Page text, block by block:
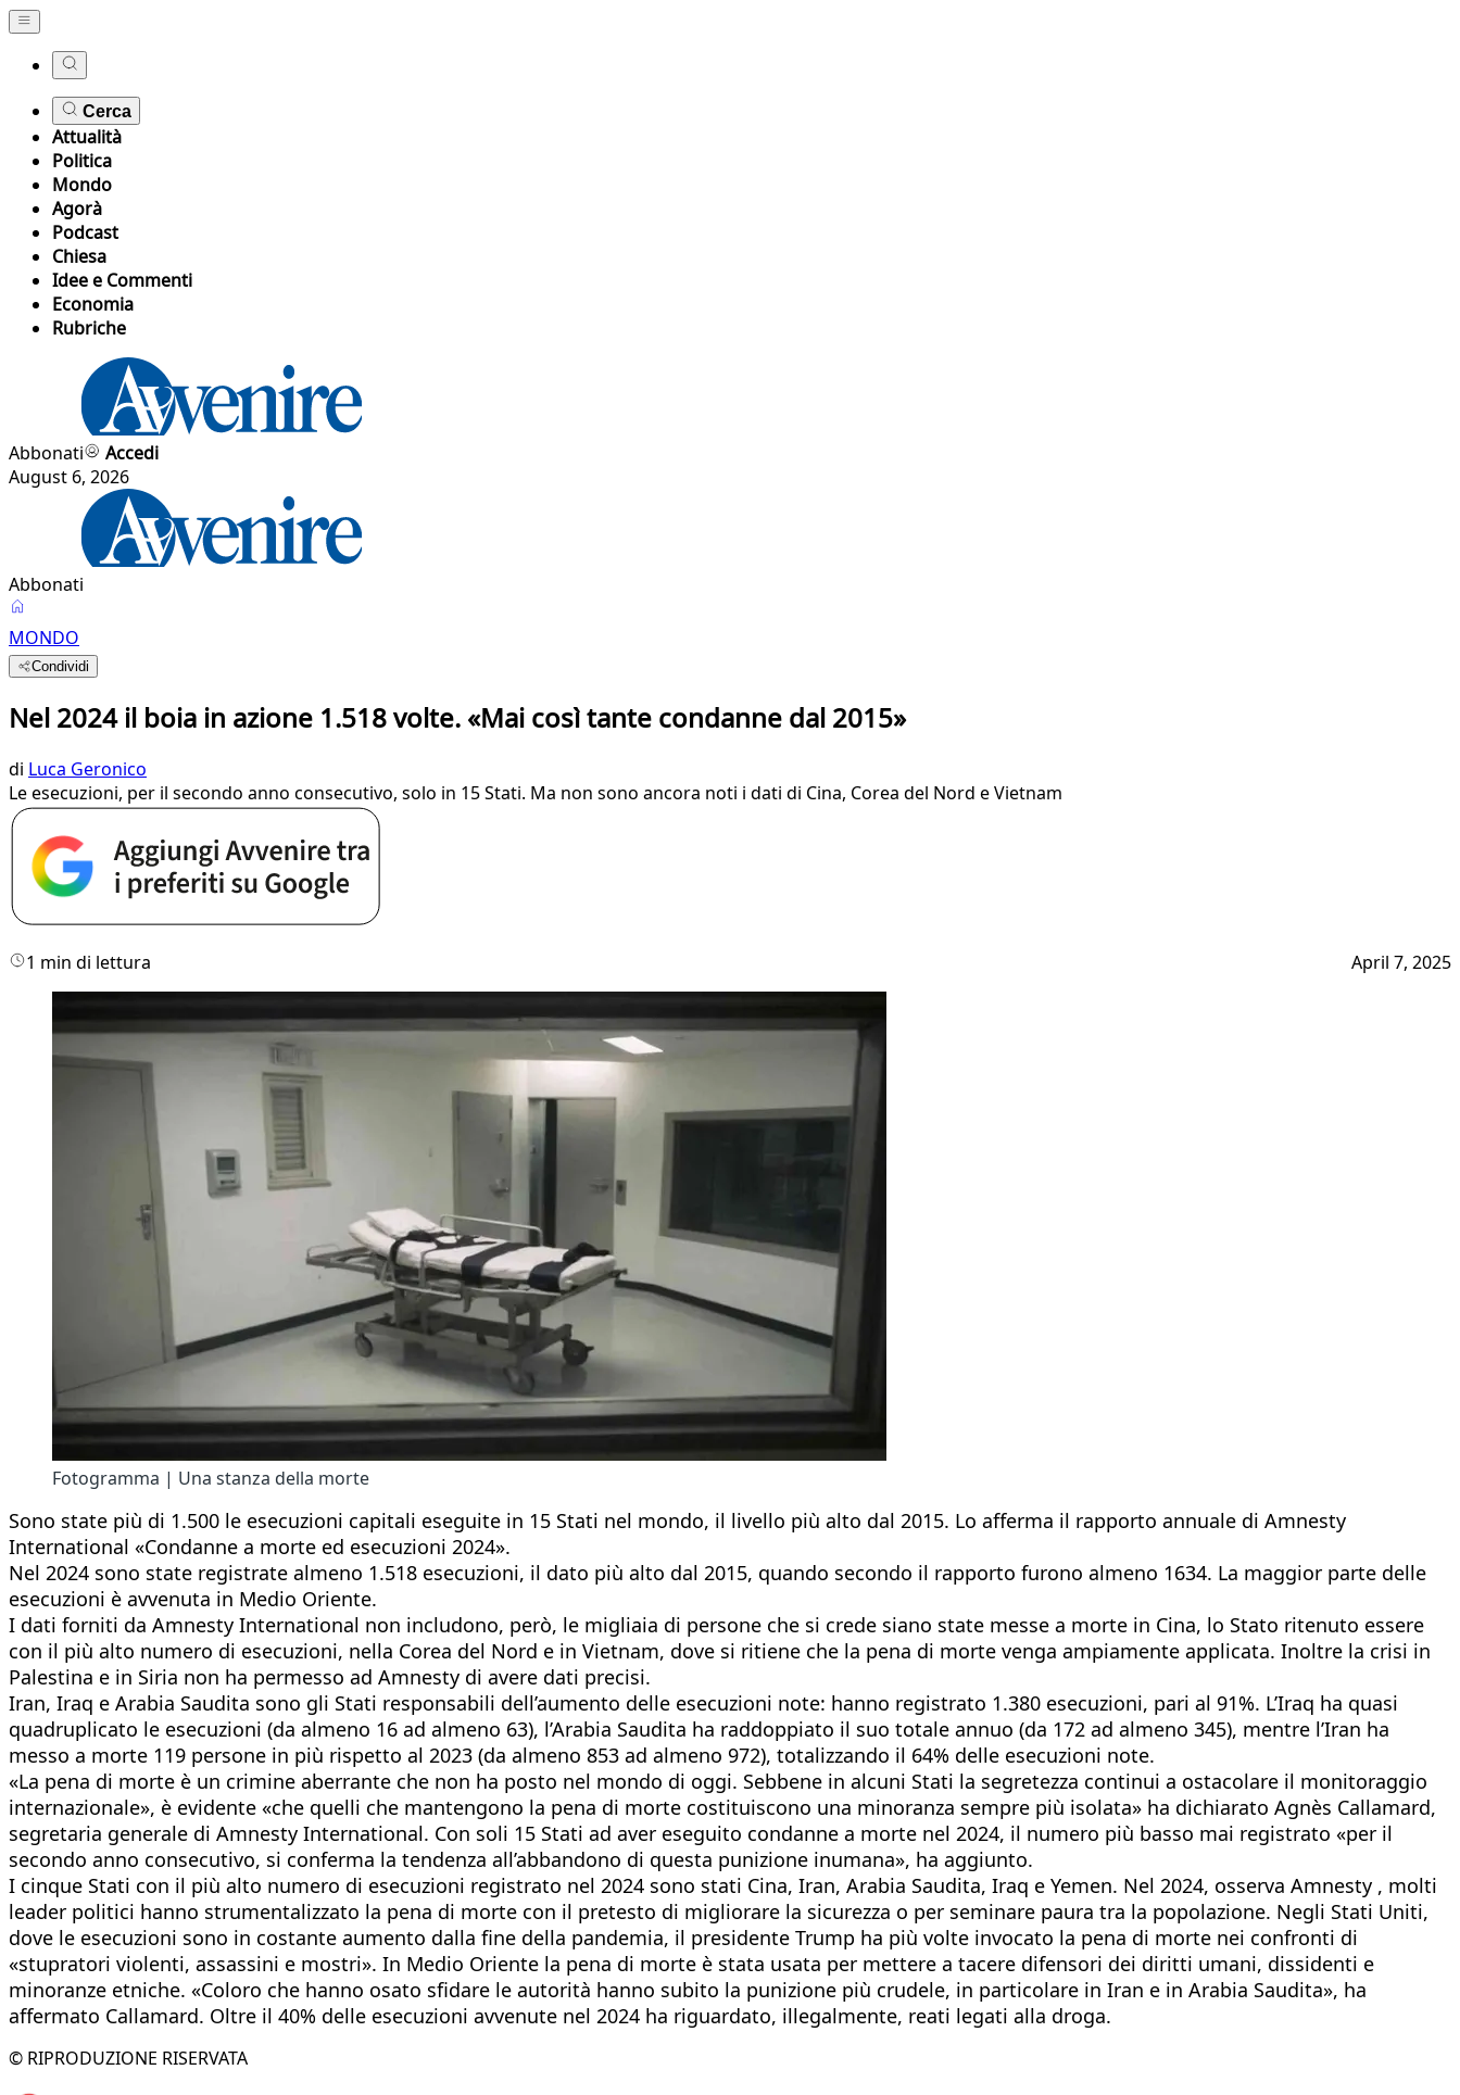
Cerca
Attualità
Politica
Mondo
Agorà
Podcast
Chiesa
Idee e Commenti
Economia
Rubriche
Abbonati
Accedi
August 6, 2026
Abbonati
MONDO
Condividi
Nel 2024 il boia in azione 1.518 volte. «Mai così tante condanne dal 2015»
di Luca Geronico
Le esecuzioni, per il secondo anno consecutivo, solo in 15 Stati. Ma non sono ancora noti i dati di Cina, Corea del Nord e Vietnam
1 min di lettura April 7, 2025
Fotogramma | Una stanza della morte
Sono state più di 1.500 le esecuzioni capitali eseguite in 15 Stati nel mondo, il livello più alto dal 2015. Lo afferma il rapporto annuale di Amnesty
International «Condanne a morte ed esecuzioni 2024».
Nel 2024 sono state registrate almeno 1.518 esecuzioni, il dato più alto dal 2015, quando secondo il rapporto furono almeno 1634. La maggior parte delle
esecuzioni è avvenuta in Medio Oriente.
I dati forniti da Amnesty International non includono, però, le migliaia di persone che si crede siano state messe a morte in Cina, lo Stato ritenuto essere
con il più alto numero di esecuzioni, nella Corea del Nord e in Vietnam, dove si ritiene che la pena di morte venga ampiamente applicata. Inoltre la crisi in
Palestina e in Siria non ha permesso ad Amnesty di avere dati precisi.
Iran, Iraq e Arabia Saudita sono gli Stati responsabili dell’aumento delle esecuzioni note: hanno registrato 1.380 esecuzioni, pari al 91%. L’Iraq ha quasi
quadruplicato le esecuzioni (da almeno 16 ad almeno 63), l’Arabia Saudita ha raddoppiato il suo totale annuo (da 172 ad almeno 345), mentre l’Iran ha
messo a morte 119 persone in più rispetto al 2023 (da almeno 853 ad almeno 972), totalizzando il 64% delle esecuzioni note.
«La pena di morte è un crimine aberrante che non ha posto nel mondo di oggi. Sebbene in alcuni Stati la segretezza continui a ostacolare il monitoraggio
internazionale», è evidente «che quelli che mantengono la pena di morte costituiscono una minoranza sempre più isolata» ha dichiarato Agnès Callamard,
segretaria generale di Amnesty International. Con soli 15 Stati ad aver eseguito condanne a morte nel 2024, il numero più basso mai registrato «per il
secondo anno consecutivo, si conferma la tendenza all’abbandono di questa punizione inumana», ha aggiunto.
I cinque Stati con il più alto numero di esecuzioni registrato nel 2024 sono stati Cina, Iran, Arabia Saudita, Iraq e Yemen. Nel 2024, osserva Amnesty , molti
leader politici hanno strumentalizzato la pena di morte con il pretesto di migliorare la sicurezza o per seminare paura tra la popolazione. Negli Stati Uniti,
dove le esecuzioni sono in costante aumento dalla fine della pandemia, il presidente Trump ha più volte invocato la pena di morte nei confronti di
«stupratori violenti, assassini e mostri». In Medio Oriente la pena di morte è stata usata per mettere a tacere difensori dei diritti umani, dissidenti e
minoranze etniche. «Coloro che hanno osato sfidare le autorità hanno subito la punizione più crudele, in particolare in Iran e in Arabia Saudita», ha
affermato Callamard. Oltre il 40% delle esecuzioni avvenute nel 2024 ha riguardato, illegalmente, reati legati alla droga.
© RIPRODUZIONE RISERVATA